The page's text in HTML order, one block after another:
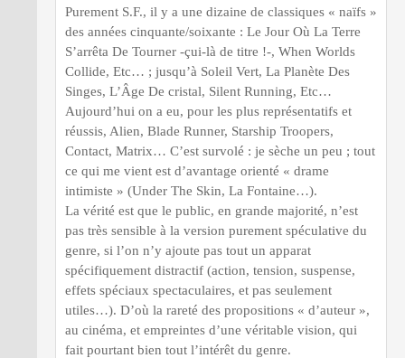
Purement S.F., il y a une dizaine de classiques « naïfs »
des années cinquante/soixante : Le Jour Où La Terre
S’arrêta De Tourner -çui-là de titre !-, When Worlds
Collide, Etc… ; jusqu’à Soleil Vert, La Planète Des
Singes, L’Âge De cristal, Silent Running, Etc…
Aujourd’hui on a eu, pour les plus représentatifs et
réussis, Alien, Blade Runner, Starship Troopers,
Contact, Matrix… C’est survolé : je sèche un peu ; tout
ce qui me vient est d’avantage orienté « drame
intimiste » (Under The Skin, La Fontaine…).
La vérité est que le public, en grande majorité, n’est
pas très sensible à la version purement spéculative du
genre, si l’on n’y ajoute pas tout un apparat
spécifiquement distractif (action, tension, suspense,
effets spéciaux spectaculaires, et pas seulement
utiles…). D’où la rareté des propositions « d’auteur »,
au cinéma, et empreintes d’une véritable vision, qui
fait pourtant bien tout l’intérêt du genre.